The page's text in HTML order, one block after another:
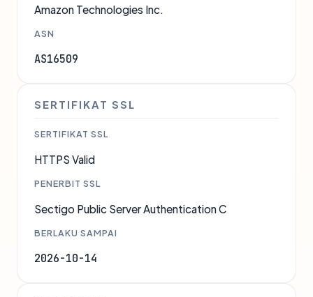
Amazon Technologies Inc.
ASN
AS16509
SERTIFIKAT SSL
SERTIFIKAT SSL
HTTPS Valid
PENERBIT SSL
Sectigo Public Server Authentication C
BERLAKU SAMPAI
2026-10-14